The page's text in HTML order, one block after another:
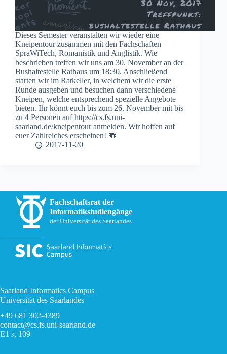
Dieses Semester veranstalten wir wieder eine
Kneipentour zusammen mit den Fachschaften
SpraWiTech, Romanistik und Anglistik. Wie
beschrieben treffen wir uns am 30. November an der
Bushaltestelle Rathaus um 18:30. Anschließend
starten wir im Ratkeller, in welchem wir die erste
Runde ausgeben und besuchen dann verschiedene
Kneipen, welche entsprechend spezielle Angebote
bieten. Ihr könnt euch bis zum 26. November mit bis
zu 4 Personen auf https://cs.fs.uni-
saarland.de/kneipentour anmelden. Wir hoffen auf
euer Zahlreiches erscheinen! 🍻
2017-11-20
Fachschaftsrat der
Informatikstudiengänge
der Universität des Saarlandes
Saarland Informatics Campus
Universität des Saarlandes
+49 681 302-4389
contact@cs.fs.uni-saarland.de
E1 3, 109